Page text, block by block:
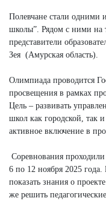
Полевчане стали одними
школы”. Рядом с ними на
представители
Зея (Амурская область).
Олимпиада проводится
просвещения в рамках
Цель – развивать
школ как городской, так
активное включение в
Соревнования
6 по 12 ноября 2025
показать знания о
же решить